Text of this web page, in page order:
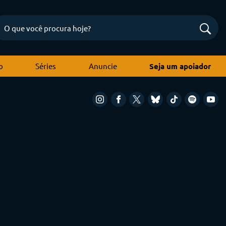
Séries Anuncie Seja um apoiador